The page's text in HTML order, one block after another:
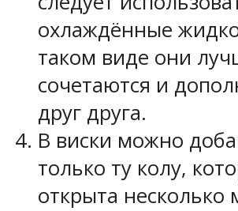
охлаждённые
таком виде они
сочетаются и
друг друга.
В виски можно
только ту колу,
открыта несколько